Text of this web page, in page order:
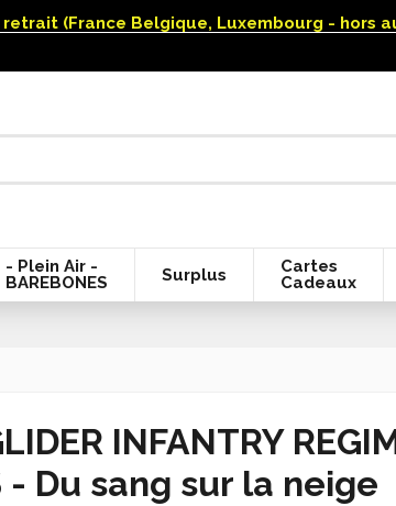
(France Belgique, Luxembourg - hors
- Plein Air -
BAREBONES
Surplus
Cartes
Cadeaux
INFANTRY
- Du sang sur la neige